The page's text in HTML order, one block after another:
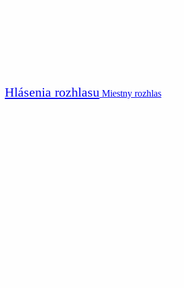
Hlásenia rozhlasu Miestny rozhlas